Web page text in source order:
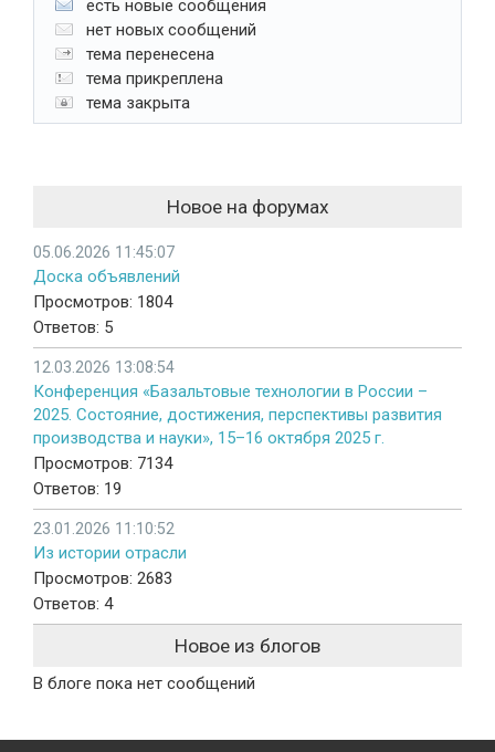
есть новые сообщения
нет новых сообщений
тема перенесена
тема прикреплена
тема закрыта
Новое на форумах
05.06.2026 11:45:07
Доска объявлений
Просмотров: 1804
Ответов: 5
12.03.2026 13:08:54
Конференция «Базальтовые технологии в России –
2025. Состояние, достижения, перспективы развития
производства и науки», 15–16 октября 2025 г.
Просмотров: 7134
Ответов: 19
23.01.2026 11:10:52
Из истории отрасли
Просмотров: 2683
Ответов: 4
Новое из блогов
В блоге пока нет сообщений